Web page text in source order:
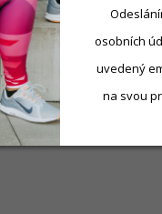
osobních
uvedený
na svou